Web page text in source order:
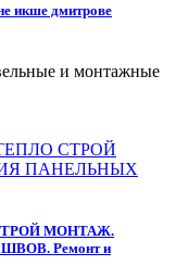
икше дмитрове
и монтажные
МОНТАЖ.
Ремонт и